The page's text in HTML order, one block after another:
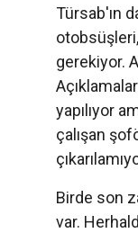
Türsab'ın
gerekiyor.
yapılıyor
çalışan
Birde son
var.